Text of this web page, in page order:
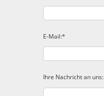
E-Mail:*
Ihre Nachricht an uns: